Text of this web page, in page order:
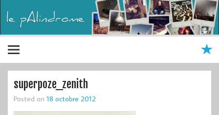
superpoze_zenith
Posted on 18 octobre 2012